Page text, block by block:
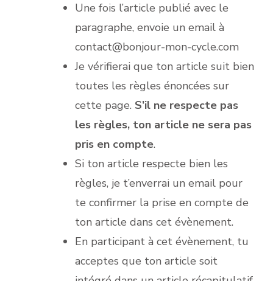
Une fois l’article publié avec le
paragraphe, envoie un email à
contact@bonjour-mon-cycle.com
Je vérifierai que ton article suit bien
toutes les règles énoncées sur
cette page. S’il ne respecte pas
les règles, ton article ne sera pas
pris en compte.
Si ton article respecte bien les
règles, je t’enverrai un email pour
te confirmer la prise en compte de
ton article dans cet évènement.
En participant à cet évènement, tu
acceptes que ton article soit